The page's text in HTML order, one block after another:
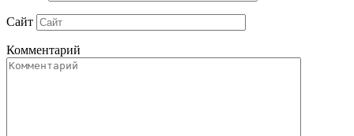
Сайт
Комментарий